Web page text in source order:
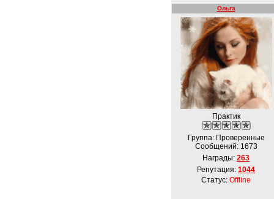
Ольга
Практик
Группа: Проверенные
Сообщений: 1673
Награды: 263
Репутация: 1044
Статус: Offline